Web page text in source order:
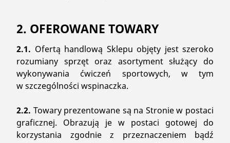
2. OFEROWANE TOWARY
2.1. Ofertą handlową Sklepu objęty jest szeroko
rozumiany sprzęt oraz asortyment służący do
wykonywania ćwiczeń sportowych, w tym
w szczególności wspinaczka.
2.2. Towary prezentowane są na Stronie w postaci
graficznej. Obrazują je w postaci gotowej do
korzystania zgodnie z przeznaczeniem bądź